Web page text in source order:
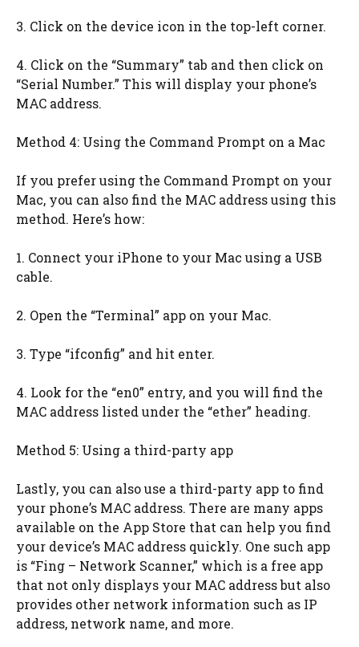
3. Click on the device icon in the top-left corner.
4. Click on the “Summary” tab and then click on
“Serial Number.” This will display your phone’s
MAC address.
Method 4: Using the Command Prompt on a Mac
If you prefer using the Command Prompt on your
Mac, you can also find the MAC address using this
method. Here’s how:
1. Connect your iPhone to your Mac using a USB
cable.
2. Open the “Terminal” app on your Mac.
3. Type “ifconfig” and hit enter.
4. Look for the “en0” entry, and you will find the
MAC address listed under the “ether” heading.
Method 5: Using a third-party app
Lastly, you can also use a third-party app to find
your phone’s MAC address. There are many apps
available on the App Store that can help you find
your device’s MAC address quickly. One such app
is “Fing – Network Scanner,” which is a free app
that not only displays your MAC address but also
provides other network information such as IP
address, network name, and more.